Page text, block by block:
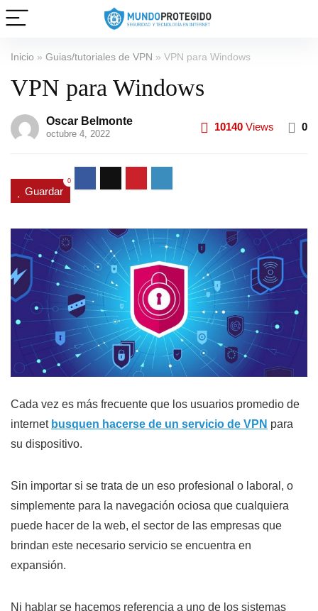
Inicio » Guias/tutoriales de VPN » VPN para Windows
VPN para Windows
Oscar Belmonte
octubre 4, 2022
10140 Views 0
Guardar
0
Cada vez es más frecuente que los usuarios promedio de
internet busquen hacerse de un servicio de VPN para
su dispositivo.
Sin importar si se trata de un eso profesional o laboral, o
simplemente para la navegación ociosa que cualquiera
puede hacer de la web, el sector de las empresas que
brindan este necesario servicio se encuentra en
expansión.
Ni hablar se hacemos referencia a uno de los sistemas